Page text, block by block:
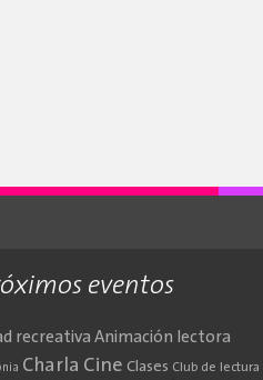
eventos
recreativa Animación lectora
Charla Cine Clases Club de lectura